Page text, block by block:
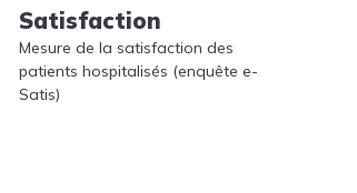
Gériatrie
Hôpitaux
Médecine
Satisfaction
Mesure de la satisfaction des
patients hospitalisés (enquête e-
Satis)